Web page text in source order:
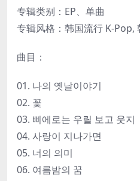
专辑类别：EP、单曲
专辑风格：韩国流行 K-
曲目：
01. 나의 옛날이야기
02. 꽃
03. 삐에로는 우릴 보고 웃지
04. 사랑이 지나가면
05. 너의 의미
06. 여름밤의 꿈